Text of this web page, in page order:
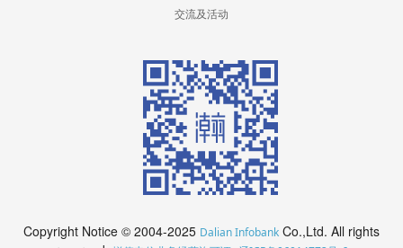
交流及活动
Copyright Notice © 2004-2025 Dalian Infobank Co.,Ltd. All rights